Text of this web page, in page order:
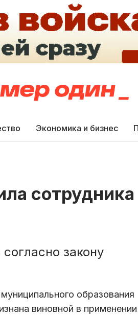
Экономика и бизнес
сотрудника
закону
образования
виновной в применении